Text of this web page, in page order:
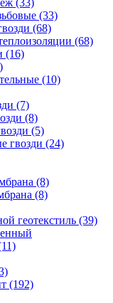
(33)
(33)
(68)
(68)
(16)
(10)
(7)
(8)
(5)
гвозди (24)
(8)
(8)
геотекстиль (39)
(192)